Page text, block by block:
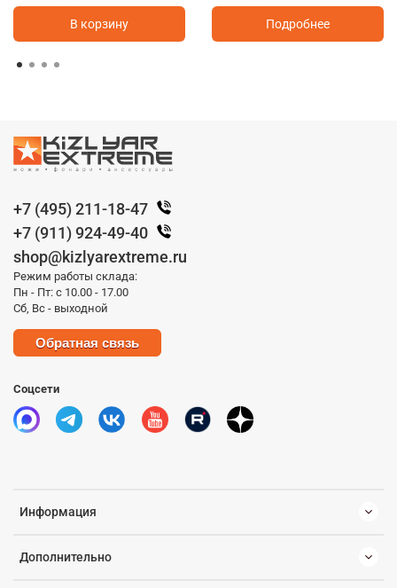
В корзину Подробнее
Информация
Дополнительно
+7 (495) 211-18-47
+7 (911) 924-49-40
shop@kizlyarextreme.ru
Режим работы склада:
Пн - Пт: с 10.00 - 17.00
Сб, Вс - выходной
Обратная связь
Соцсети